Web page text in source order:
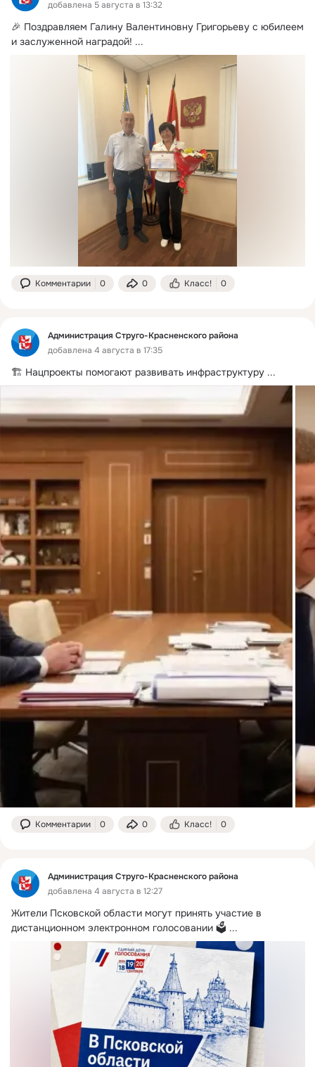
добавлена 5 августа в 13:32
🎉 Поздравляем Галину Валентиновну Григорьеву с юбилеем
и заслуженной наградой! ...
Комментарии 0 0 Класс! 0
Администрация Струго-Красненского района
добавлена 4 августа в 17:35
🏗️ Нацпроекты помогают развивать инфраструктуру ...
Комментарии 0 0 Класс! 0
Администрация Струго-Красненского района
добавлена 4 августа в 12:27
Жители Псковской области могут принять участие в
дистанционном электронном голосовании 🗳️ ...